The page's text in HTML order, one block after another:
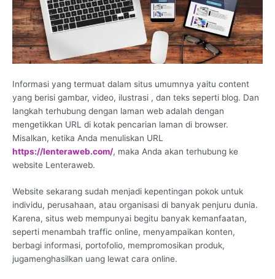
Informasi yang termuat dalam situs umumnya yaitu content
yang berisi gambar, video, ilustrasi , dan teks seperti blog. Dan
langkah terhubung dengan laman web adalah dengan
mengetikkan URL di kotak pencarian laman di browser.
Misalkan, ketika Anda menuliskan URL
https://lenteraweb.com/, maka Anda akan terhubung ke
website Lenteraweb.
Website sekarang sudah menjadi kepentingan pokok untuk
individu, perusahaan, atau organisasi di banyak penjuru dunia.
Karena, situs web mempunyai begitu banyak kemanfaatan,
seperti menambah traffic online, menyampaikan konten,
berbagi informasi, portofolio, mempromosikan produk,
jugamenghasilkan uang lewat cara online.